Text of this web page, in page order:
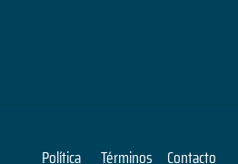
Política Términos Contacto